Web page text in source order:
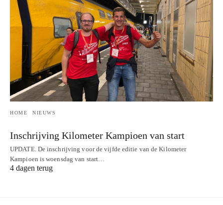
HOME NIEUWS
Inschrijving Kilometer Kampioen van start
UPDATE. De inschrijving voor de vijfde editie van de Kilometer
Kampioen is woensdag van start…
4 dagen terug